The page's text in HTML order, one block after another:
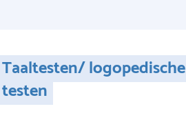
Taaltesten/ logopedische
testen